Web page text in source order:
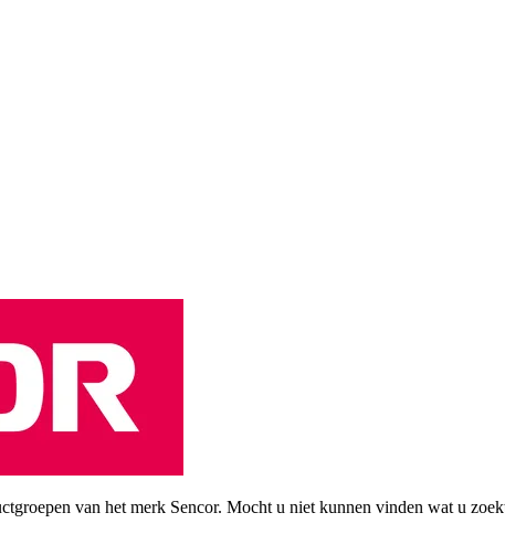
van het merk Sencor. Mocht u niet kunnen vinden wat u